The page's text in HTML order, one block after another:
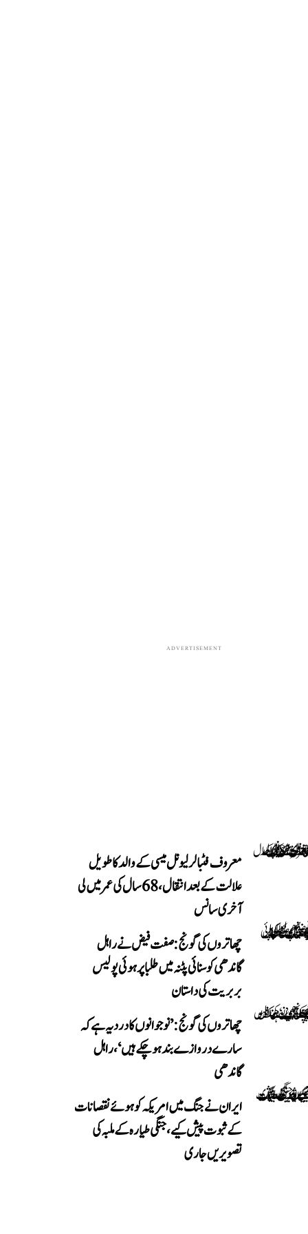
ADVERTISEMENT
معروف فٹبالر لیونل میسی کے والد کا طویل
علالت کے بعد انتقال، 68 سال کی عمر میں لی
آخری سانس
چھاتروں کی گونج: صفت فیض نے راہل
گاندھی کو سنائی پٹنہ میں طلبا پر ہوئی پولیس
بربریت کی داستان
چھاتروں کی گونج: ’نوجوانوں کا درد یہ ہے کہ
سارے دروازے بند ہو چکے ہیں‘، راہل
گاندھی
ایران نے جنگ میں امریکہ کو ہوئے نقصانات
کے ثبوت پیش کیے، جنگی طیارہ کے ملبہ کی
تصویریں جاری